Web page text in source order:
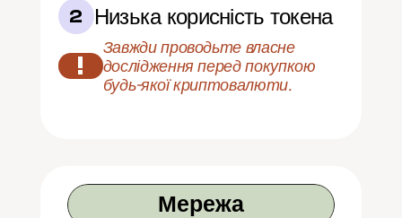
2 Низька корисність токена
!
Завжди проводьте власне
дослідження перед покупкою
будь-якої криптовалюти.
Мережа